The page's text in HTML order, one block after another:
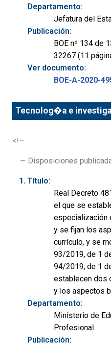
Departamento:
Jefatura del
Publicación:
BOE nº 134 de
32267 (11
Ver documento:
BOE-A-2020-
Tecnolog�a e
<!–
— Disposiciones
Título:
Real Decreto
el que se
especialización
y se fijan los
currículo, y se
93/2019, de 1
94/2019, de 1
establecen dos
y los aspectos
Departamento:
Ministerio de
Profesional
Publicación: